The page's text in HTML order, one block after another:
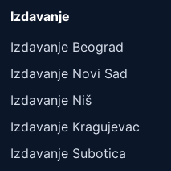
Izdavanje
Izdavanje Beograd
Izdavanje Novi Sad
Izdavanje Niš
Izdavanje Kragujevac
Izdavanje Subotica